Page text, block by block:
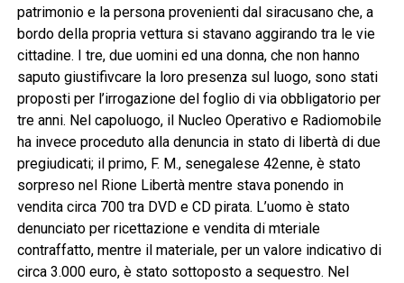
patrimonio e la persona provenienti dal siracusano che, a
bordo della propria vettura si stavano aggirando tra le vie
cittadine. I tre, due uomini ed una donna, che non hanno
saputo giustifivcare la loro presenza sul luogo, sono stati
proposti per l’irrogazione del foglio di via obbligatorio per
tre anni. Nel capoluogo, il Nucleo Operativo e Radiomobile
ha invece proceduto alla denuncia in stato di libertà di due
pregiudicati; il primo, F. M., senegalese 42enne, è stato
sorpreso nel Rione Libertà mentre stava ponendo in
vendita circa 700 tra DVD e CD pirata. L’uomo è stato
denunciato per ricettazione e vendita di mteriale
contraffatto, mentre il materiale, per un valore indicativo di
circa 3.000 euro, è stato sottoposto a sequestro. Nel